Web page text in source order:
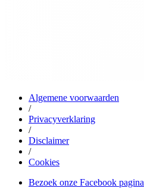
Algemene voorwaarden
/
Privacyverklaring
/
Disclaimer
/
Cookies
Bezoek onze Facebook pagina